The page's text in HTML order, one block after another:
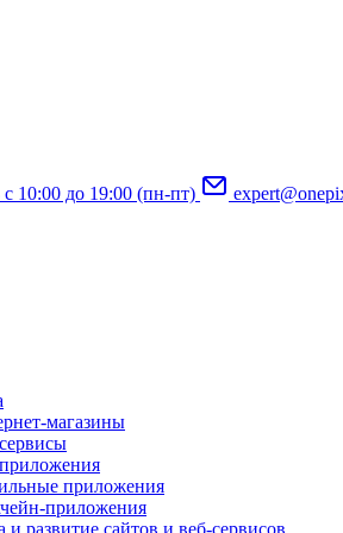
с 10:00 до 19:00 (пн-пт)
магазины
приложения
приложения
развитие сайтов и веб-сервисов